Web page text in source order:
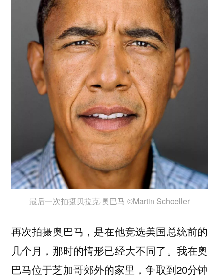
最后一次拍摄贝拉克·奥巴马 ©Martin Schoeller
再次拍摄奥巴马，是在他竞选美国总统前的
几个月，那时的情形已经大不同了。我在奥
巴马位于芝加哥郊外的家里，争取到20分钟